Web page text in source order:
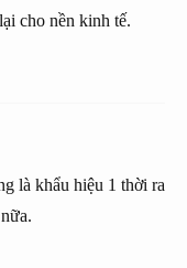
cho nền kinh tế.
là khẩu hiệu 1 thời ra